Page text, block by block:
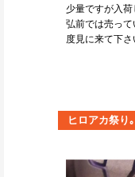
少量ですが入荷
弘前では売っ
度見に来て下さ
ヒロアカ祭り